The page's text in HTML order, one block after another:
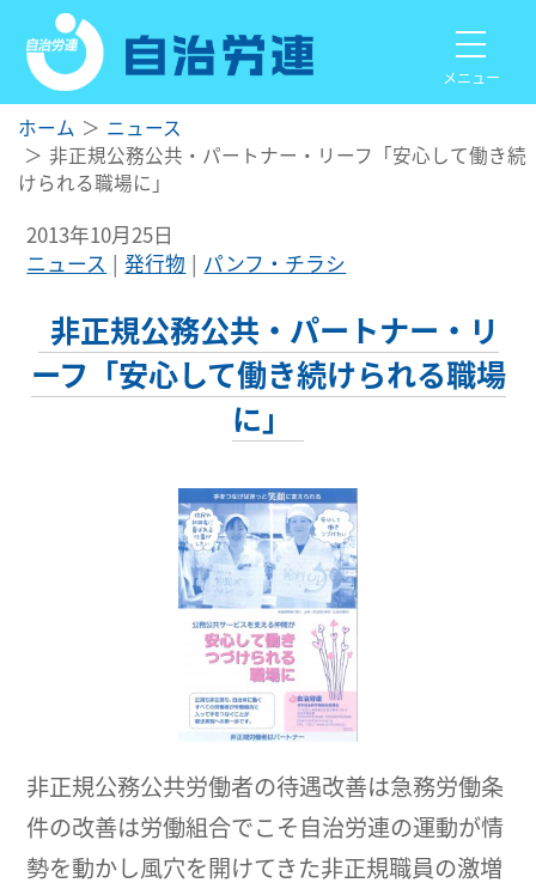
メニュー
ホーム
ニュース
非正規公務公共・パートナー・リーフ「安心して働き続
けられる職場に」
2013年10月25日
ニュース
発行物 パンフ・チラシ
非正規公務公共・パートナー・リ
ーフ「安心して働き続けられる職場
に」
非正規公務公共労働者の待遇改善は急務労働条
件の改善は労働組合でこそ自治労連の運動が情
勢を動かし風穴を開けてきた非正規職員の激増